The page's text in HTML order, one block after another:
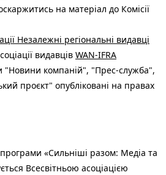
на матеріал до Комісії
Незалежні регіональні видавці
видавців WAN-IFRA
"Новини компаній", "Прес-служба",
проєкт" опубліковані на правах
«Сильніші разом: Медіа та
Всесвітньою асоціацією